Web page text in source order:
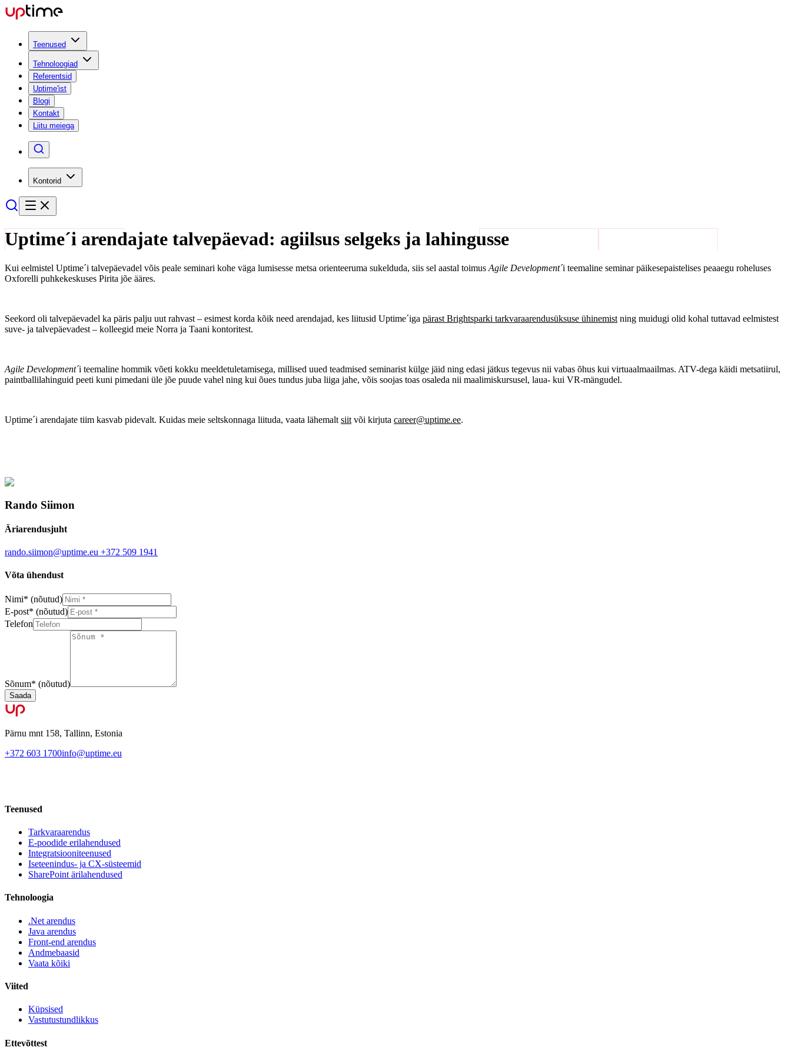
Teenused
Tehnoloogiad
Referentsid
Uptime'ist
Blogi
Kontakt
Liitu meiega
Kontorid
Uptime´i arendajate talvepäevad: agiilsus selgeks ja lahingusse
Kui eelmistel Uptime´i talvepäevadel võis peale seminari kohe väga lumisesse metsa orienteeruma sukelduda, siis sel aastal toimus Agile Development´i teemaline seminar päikesepaistelises peaaegu roheluses
Oxforelli puhkekeskuses Pirita jõe ääres.
Seekord oli talvepäevadel ka päris palju uut rahvast – esimest korda kõik need arendajad, kes liitusid Uptime´iga pärast Brightsparki tarkvaraarendusüksuse ühinemist ning muidugi olid kohal tuttavad eelmistest
suve- ja talvepäevadest – kolleegid meie Norra ja Taani kontoritest.
Agile Development´i teemaline hommik võeti kokku meeldetuletamisega, millised uued teadmised seminarist külge jäid ning edasi jätkus tegevus nii vabas õhus kui virtuaalmaailmas. ATV-dega käidi metsatiirul,
paintballilahinguid peeti kuni pimedani üle jõe puude vahel ning kui õues tundus juba liiga jahe, võis soojas toas osaleda nii maalimiskursusel, laua- kui VR-mängudel.
Uptime´i arendajate tiim kasvab pidevalt. Kuidas meie seltskonnaga liituda, vaata lähemalt siit või kirjuta career@uptime.ee.
Rando Siimon
Äriarendusjuht
rando.siimon@uptime.eu +372 509 1941
Võta ühendust
Nimi* (nõutud)
E-post* (nõutud)
Telefon
Sõnum* (nõutud)
Saada
Pärnu mnt 158, Tallinn, Estonia
+372 603 1700info@uptime.eu
Teenused
Tarkvaraarendus
E-poodide erilahendused
Integratsiooniteenused
Iseteenindus- ja CX-süsteemid
SharePoint ärilahendused
Tehnoloogia
.Net arendus
Java arendus
Front-end arendus
Andmebaasid
Vaata kõiki
Viited
Küpsised
Vastutustundlikkus
Ettevõttest